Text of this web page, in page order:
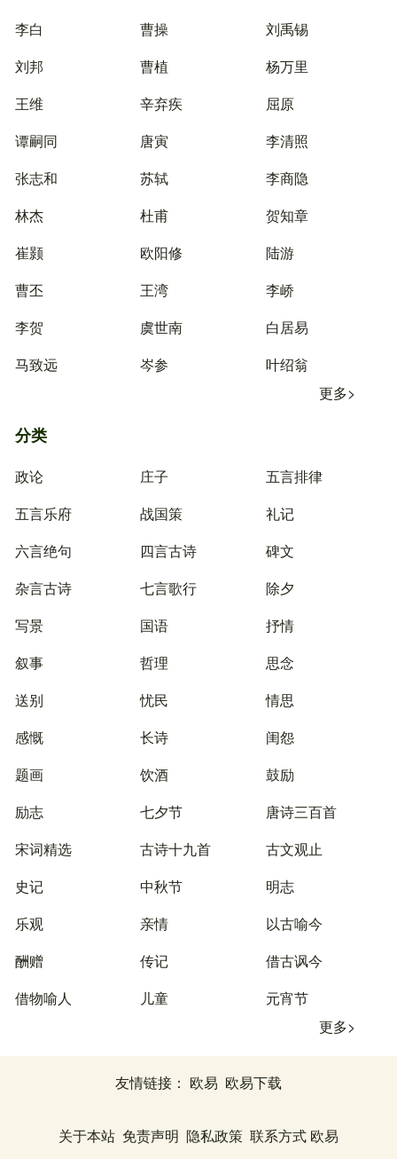
李白 曹操
刘禹锡
刘邦
曹植
杨万里
王维
辛弃疾
屈原
谭嗣同
唐寅
李清照
张志和
苏轼
李商隐
林杰
杜甫
贺知章
崔颢
欧阳修
陆游
曹丕
王湾
李峤
李贺
虞世南
白居易
马致远
岑参
叶绍翁
更多>
分类
政论 庄子
五言排律
五言乐府
战国策
礼记
六言绝句
四言古诗
碑文
杂言古诗
七言歌行
除夕
写景
国语
抒情
叙事
哲理
思念
送别
忧民
情思
感慨
长诗
闺怨
题画
饮酒
鼓励
励志
七夕节
唐诗三百首
宋词精选
古诗十九首
古文观止
史记
中秋节
明志
乐观
亲情
以古喻今
酬赠
传记
借古讽今
借物喻人
儿童
元宵节
更多>
友情链接： 欧易 欧易下载
关于本站 免责声明 隐私政策 联系方式 欧易